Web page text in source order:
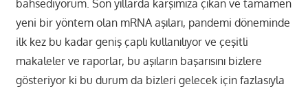
bahsediyorum. Son yıllarda karşımıza çıkan ve tamamen
yeni bir yöntem olan mRNA aşıları, pandemi döneminde
ilk kez bu kadar geniş çaplı kullanılıyor ve çeşitli
makaleler ve raporlar, bu aşıların başarısını bizlere
gösteriyor ki bu durum da bizleri gelecek için fazlasıyla